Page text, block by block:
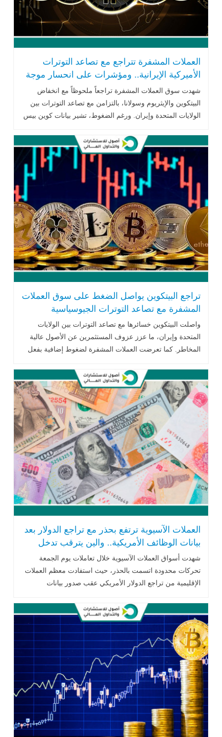
العملات المشفرة تتراجع مع تصاعد التوترات
الأميركية الإيرانية.. ومؤشرات على انحسار موجة
البيع
شهدت سوق العملات المشفرة تراجعاً ملحوظاً مع انخفاض
البيتكوين والإيثريوم وسولانا، بالتزامن مع تصاعد التوترات بين
الولايات المتحدة وإيران. ورغم الضغوط، تشير بيانات كوين بيس
التدفقات إلى صناديق البيتكوين الفورية المتداولة في البورصة.
تراجع البيتكوين يواصل الضغط على سوق العملات
المشفرة مع تصاعد التوترات الجيوسياسية
ومخاوف التضخم
واصلت البيتكوين خسائرها مع تصاعد التوترات بين الولايات
المتحدة وإيران، ما عزز عزوف المستثمرين عن الأصول عالية
المخاطر. كما تعرضت العملات المشفرة لضغوط إضافية بفعل
الاستثمارات من صناديق بيتكوين المتداولة.
العملات الآسيوية ترتفع بحذر مع تراجع الدولار بعد
بيانات الوظائف الأمريكية.. والين يترقب تدخل
طوكيو
شهدت أسواق العملات الآسيوية خلال تعاملات يوم الجمعة
تحركات محدودة اتسمت بالحذر، حيث استفادت معظم العملات
الإقليمية من تراجع الدولار الأمريكي عقب صدور بيانات